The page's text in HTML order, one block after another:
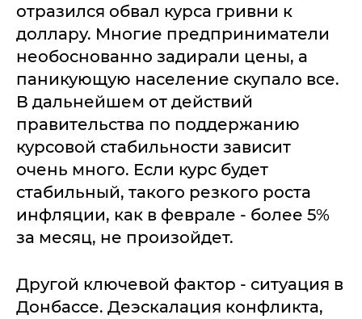
отразился обвал курса гривни к
доллару. Многие предприниматели
необоснованно задирали цены, а
паникующую население скупало все.
В дальнейшем от действий
правительства по поддержанию
курсовой стабильности зависит
очень много. Если курс будет
стабильный, такого резкого роста
инфляции, как в феврале - более 5%
за месяц, не произойдет.
Другой ключевой фактор - ситуация в
Донбассе. Деэскалация конфликта,